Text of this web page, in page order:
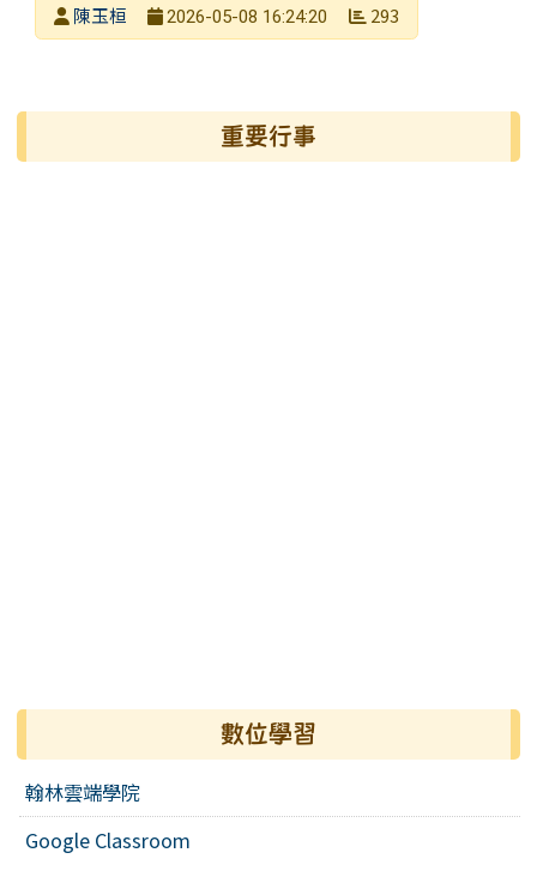
發布者陳玉桓
2026-05-08 16:24:20 293
左邊區域內容 重要行事
數位學習
翰林雲端學院
Google Classroom